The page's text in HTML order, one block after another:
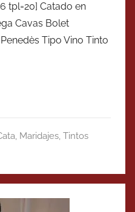
tpl=20] Catado en
Cavas Bolet
Tipo Vino Tinto
, Maridajes, Tintos